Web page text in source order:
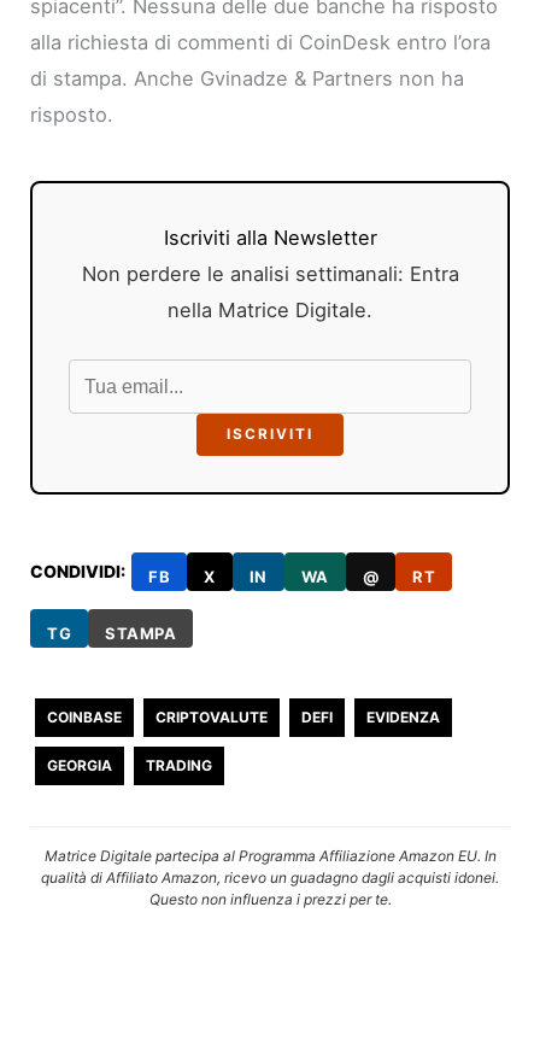
spiacenti”. Nessuna delle due banche ha risposto
alla richiesta di commenti di CoinDesk entro l’ora
di stampa. Anche Gvinadze & Partners non ha
risposto.
Iscriviti alla Newsletter
Non perdere le analisi settimanali: Entra
nella Matrice Digitale.
ISCRIVITI
CONDIVIDI: FB X IN WA @ RT
TG STAMPA
COINBASE CRIPTOVALUTE DEFI EVIDENZA
GEORGIA TRADING
Matrice Digitale partecipa al Programma Affiliazione Amazon EU. In
qualità di Affiliato Amazon, ricevo un guadagno dagli acquisti idonei.
Questo non influenza i prezzi per te.